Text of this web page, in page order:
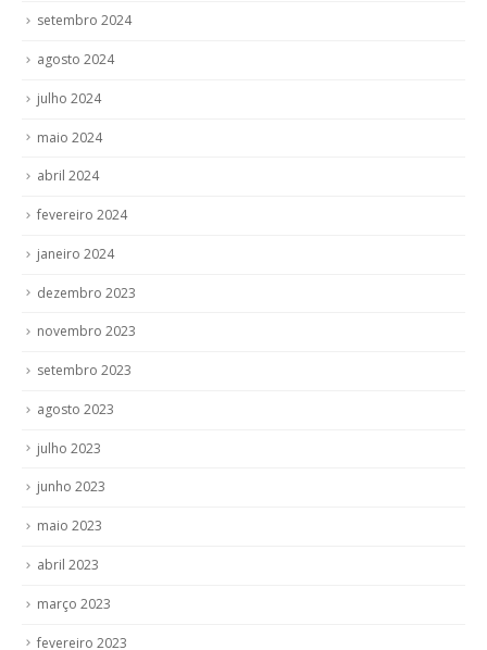
setembro 2024
agosto 2024
julho 2024
maio 2024
abril 2024
fevereiro 2024
janeiro 2024
dezembro 2023
novembro 2023
setembro 2023
agosto 2023
julho 2023
junho 2023
maio 2023
abril 2023
março 2023
fevereiro 2023